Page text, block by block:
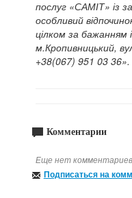
послуг «САМІТ» із
особливий
цілком за бажанням
м.Кропивницький,
+38(067) 951 03 36».
Комментарии
Еще нет
Подписаться на